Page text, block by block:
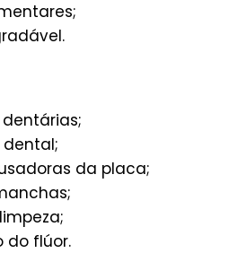
da placa;
do flúor.